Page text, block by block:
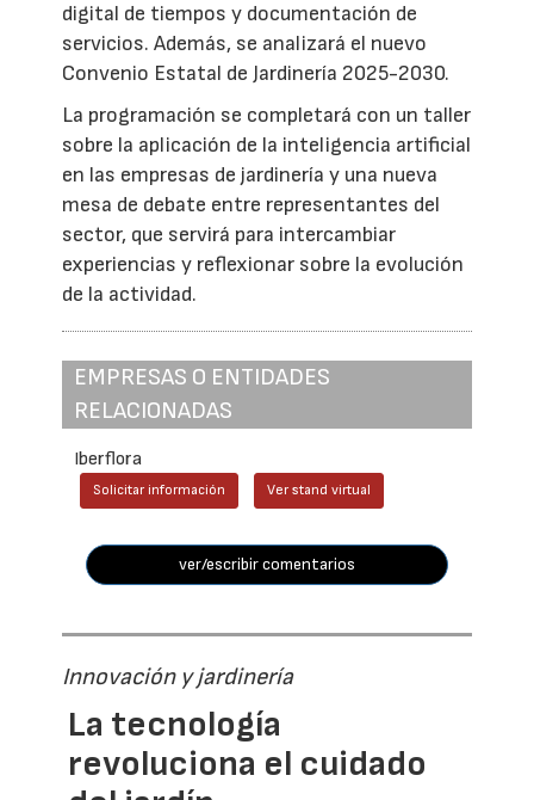
digital de tiempos y documentación de
servicios. Además, se analizará el nuevo
Convenio Estatal de Jardinería 2025-2030.
La programación se completará con un taller
sobre la aplicación de la inteligencia artificial
en las empresas de jardinería y una nueva
mesa de debate entre representantes del
sector, que servirá para intercambiar
experiencias y reflexionar sobre la evolución
de la actividad.
EMPRESAS O ENTIDADES
RELACIONADAS
Iberflora
Solicitar información Ver stand virtual
ver/escribir comentarios
Innovación y jardinería
La tecnología
revoluciona el cuidado